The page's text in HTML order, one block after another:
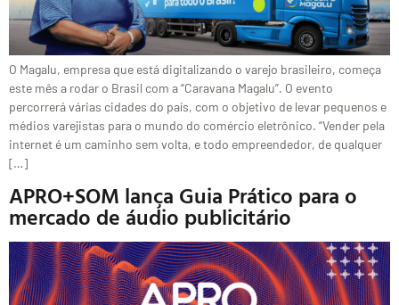
O Magalu, empresa que está digitalizando o varejo brasileiro, começa
este mês a rodar o Brasil com a “Caravana Magalu”. O evento
percorrerá várias cidades do país, com o objetivo de levar pequenos e
médios varejistas para o mundo do comércio eletrônico. “Vender pela
internet é um caminho sem volta, e todo empreendedor, de qualquer
[…]
APRO+SOM lança Guia Prático para o
mercado de áudio publicitário